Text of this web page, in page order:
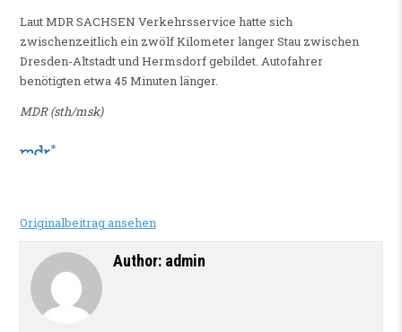
Laut MDR SACHSEN Verkehrsservice hatte sich
zwischenzeitlich ein zwölf Kilometer langer Stau zwischen
Dresden-Altstadt und Hermsdorf gebildet. Autofahrer
benötigten etwa 45 Minuten länger.
MDR (sth/msk)
Originalbeitrag ansehen
Author: admin